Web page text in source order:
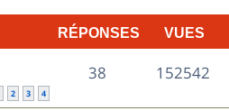
RÉPONSES VUES
2 3 4
38R
é
152542V
u